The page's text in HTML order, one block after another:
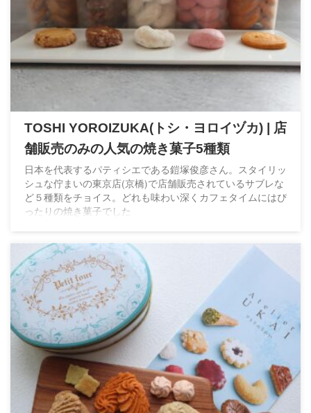
TOSHI YOROIZUKA(トシ・ヨロイヅカ) | 店
舗販売のみの人気の焼き菓子5種類
日本を代表するパティシエである鎧塚俊彦さん。スタイリッ
シュな佇まいの東京店(京橋)で店舗販売されているサブレな
ど５種類をチョイス。どれも味わい深くカフェタイムにはぴ
ったりの焼き菓子でした